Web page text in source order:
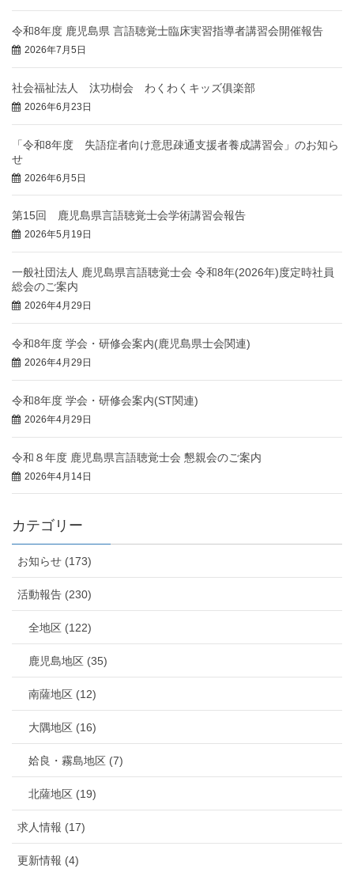
令和8年度 鹿児島県 言語聴覚士臨床実習指導者講習会開催報告
2026年7月5日
社会福祉法人 汰功樹会 わくわくキッズ俱楽部
2026年6月23日
「令和8年度 失語症者向け意思疎通支援者養成講習会」のお知ら
せ
2026年6月5日
第15回 鹿児島県言語聴覚士会学術講習会報告
2026年5月19日
一般社団法人 鹿児島県言語聴覚士会 令和8年(2026年)度定時社員
総会のご案内
2026年4月29日
令和8年度 学会・研修会案内(鹿児島県士会関連)
2026年4月29日
令和8年度 学会・研修会案内(ST関連)
2026年4月29日
令和８年度 鹿児島県言語聴覚士会 懇親会のご案内
2026年4月14日
カテゴリー
お知らせ (173)
活動報告 (230)
全地区 (122)
鹿児島地区 (35)
南薩地区 (12)
大隅地区 (16)
姶良・霧島地区 (7)
北薩地区 (19)
求人情報 (17)
更新情報 (4)